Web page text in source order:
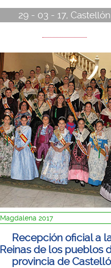
29 - 03 - 17, Castellón
Magdalena 2017
Recepción oficial a
Reinas de los pueblos
provincia de